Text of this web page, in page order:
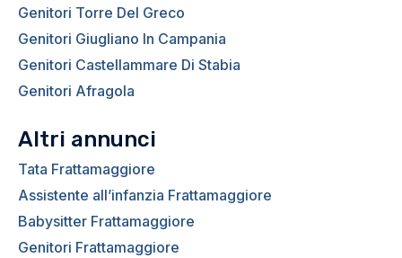
Genitori Torre Del Greco
Genitori Giugliano In Campania
Genitori Castellammare Di Stabia
Genitori Afragola
Altri annunci
Tata Frattamaggiore
Assistente all’infanzia Frattamaggiore
Babysitter Frattamaggiore
Genitori Frattamaggiore